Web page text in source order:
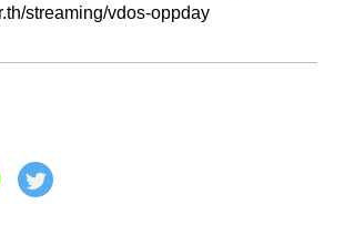
streaming/vdos-oppday